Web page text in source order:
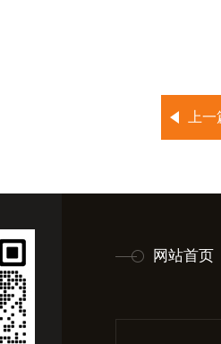
上
网站首页